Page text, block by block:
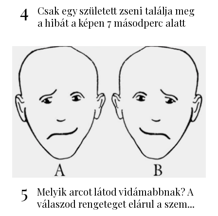
4
Csak egy született zseni találja meg
a hibát a képen 7 másodperc alatt
5
Melyik arcot látod vidámabbnak? A
válaszod rengeteget elárul a szem...